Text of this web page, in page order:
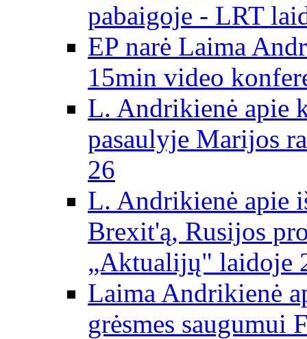
pabaigoje - LRT
EP narė Laima
15min video
L. Andrikienė apie
pasaulyje Marijos
26
L. Andrikienė apie
Brexit'ą, Rusijos
„Aktualijų" laidoje
Laima Andrikienė
grėsmes saugumui